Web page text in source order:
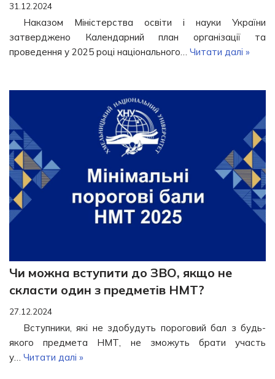
31.12.2024
Наказом Міністерства освіти і науки України
затверджено Календарний план організації та
проведення у 2025 році національного… Читати далі »
Чи можна вступити до ЗВО, якщо не
скласти один з предметів НМТ?
27.12.2024
Вступники, які не здобудуть пороговий бал з будь-
якого предмета НМТ, не зможуть брати участь
у… Читати далі »